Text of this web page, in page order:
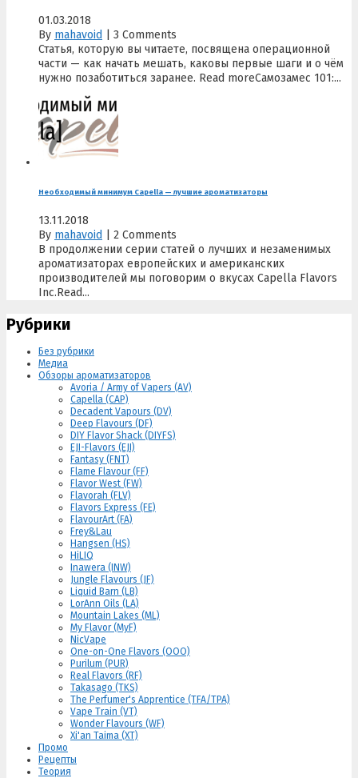
01.03.2018
By mahavoid
3 Comments
Статья, которую вы читаете, посвящена операционной
части — как начать мешать, каковы первые шаги и о чём
нужно позаботиться заранее. Read moreСамозамес 101:...
Необходимый минимум Capella — лучшие ароматизаторы
13.11.2018
By mahavoid
2 Comments
В продолжении серии статей о лучших и незаменимых
ароматизаторах европейских и американских
производителей мы поговорим о вкусах Capella Flavors
Inc.Read...
Рубрики
Без рубрики
Медиа
Обзоры ароматизаторов
Avoria / Army of Vapers (AV)
Capella (CAP)
Decadent Vapours (DV)
Deep Flavours (DF)
DIY Flavor Shack (DIYFS)
EJI-Flavors (EJI)
Fantasy (FNT)
Flame Flavour (FF)
Flavor West (FW)
Flavorah (FLV)
Flavors Express (FE)
FlavourArt (FA)
Frey&Lau
Hangsen (HS)
HiLIQ
Inawera (INW)
Jungle Flavours (JF)
Liquid Barn (LB)
LorAnn Oils (LA)
Mountain Lakes (ML)
My Flavor (MyF)
NicVape
One-on-One Flavors (OOO)
Purilum (PUR)
Real Flavors (RF)
Takasago (TKS)
The Perfumer's Apprentice (TFA/TPA)
Vape Train (VT)
Wonder Flavours (WF)
Xi'an Taima (XT)
Промо
Рецепты
Теория